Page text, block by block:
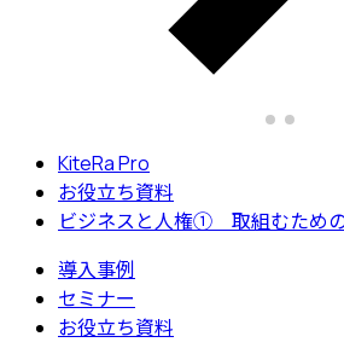
KiteRa Pro
お役立ち資料
ビジネスと人権① 取組むため
導入事例
セミナー
お役立ち資料